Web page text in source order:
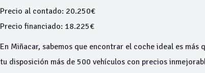
Precio al contado: 20.250€
Precio financiado: 18.225€
En Miñacar, sabemos que encontrar el coche ideal es más
tu disposición más de 500 vehículos con precios